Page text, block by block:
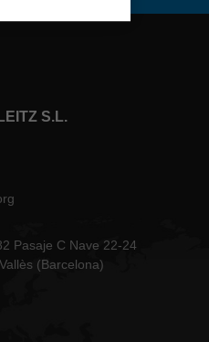
S.L.
Pasaje C Nave 22-24
(Barcelona)